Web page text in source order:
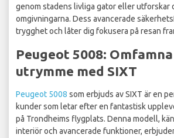
genom stadens livliga gator eller utforskar
omgivningarna. Dess avancerade
trygghet och låter dig fokusera på resan
Peugeot 5008:
utrymme med SIXT
Peugeot 5008 som erbjuds av SIXT är en
kunder som letar efter en fantastisk
på Trondheims flygplats. Denna modell,
interiör och avancerade funktioner,